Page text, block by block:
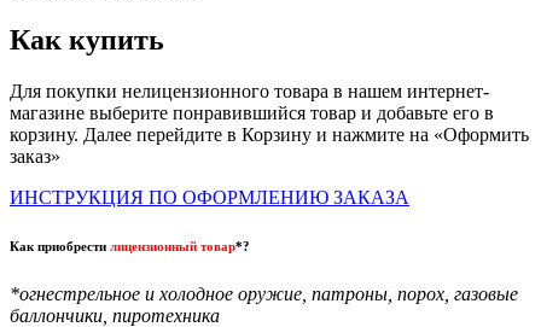
Как купить
Для покупки нелицензионного товара в нашем интернет-
магазине выберите понравившийся товар и добавьте его в
корзину. Далее перейдите в Корзину и нажмите на «Оформить
заказ»
ИНСТРУКЦИЯ ПО ОФОРМЛЕНИЮ ЗАКАЗА
Как приобрести лицензионный товар*?
*огнестрельное и холодное оружие, патроны, порох, газовые
баллончики, пиротехника